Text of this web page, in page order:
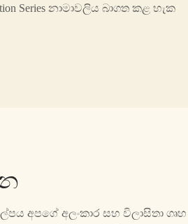
Series නාමාවලිය බාගත කළ හැක
අපගේ අලංකාර සහ විලාසිතා ගෘහ